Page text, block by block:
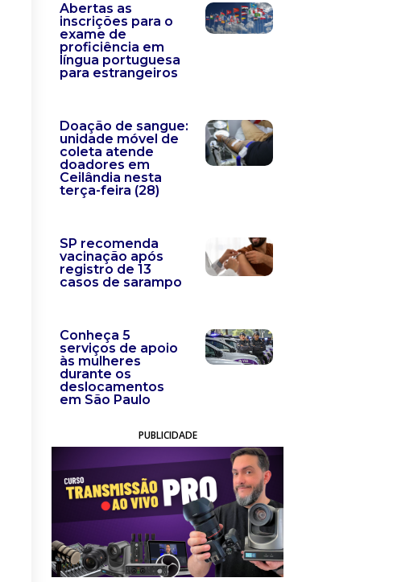
Abertas as
inscrições para o
exame de
proficiência em
língua portuguesa
para estrangeiros
Doação de sangue:
unidade móvel de
coleta atende
doadores em
Ceilândia nesta
terça-feira (28)
SP recomenda
vacinação após
registro de 13
casos de sarampo
Conheça 5
serviços de apoio
às mulheres
durante os
deslocamentos
em São Paulo
PUBLICIDADE